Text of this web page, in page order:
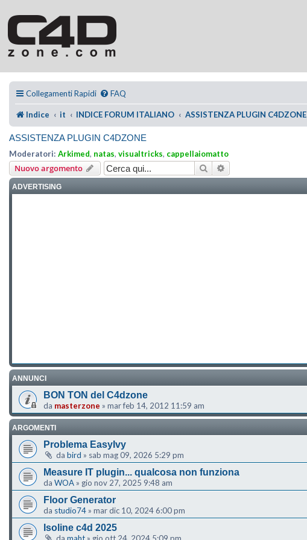
Collegamenti Rapidi FAQ
Indice it INDICE FORUM ITALIANO ASSISTENZA PLUGIN C4DZONE
ASSISTENZA PLUGIN C4DZONE
Moderatori: Arkimed, natas, visualtricks, cappellaiomatto
Nuovo argomento Cerca
ADVERTISING
ANNUNCI
BON TON del C4dzone
da masterzone » mar feb 14, 2012 11:59 am
ARGOMENTI
Problema EasyIvy
da bird » sab mag 09, 2026 5:29 pm
Measure IT plugin... qualcosa non funziona
da WOA » gio nov 27, 2025 9:48 am
Floor Generator
da studio74 » mar dic 10, 2024 6:00 pm
Isoline c4d 2025